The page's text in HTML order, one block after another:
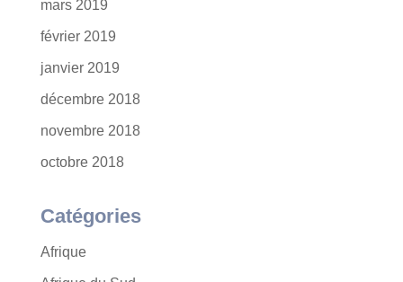
mars 2019
février 2019
janvier 2019
décembre 2018
novembre 2018
octobre 2018
Catégories
Afrique